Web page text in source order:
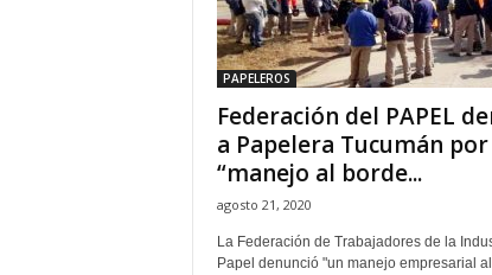
PAPELEROS
Federación del PAPEL
a Papelera Tucumán por
“manejo al borde...
agosto 21, 2020
La Federación de Trabajadores de la
Papel denunció "un manejo empresarial